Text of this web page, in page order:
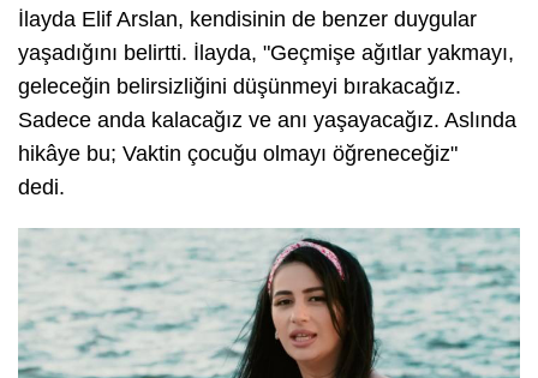
İlayda Elif Arslan, kendisinin de benzer duygular
yaşadığını belirtti. İlayda, "Geçmişe ağıtlar yakmayı,
geleceğin belirsizliğini düşünmeyi bırakacağız.
Sadece anda kalacağız ve anı yaşayacağız. Aslında
hikâye bu; Vaktin çocuğu olmayı öğreneceğiz"
dedi.